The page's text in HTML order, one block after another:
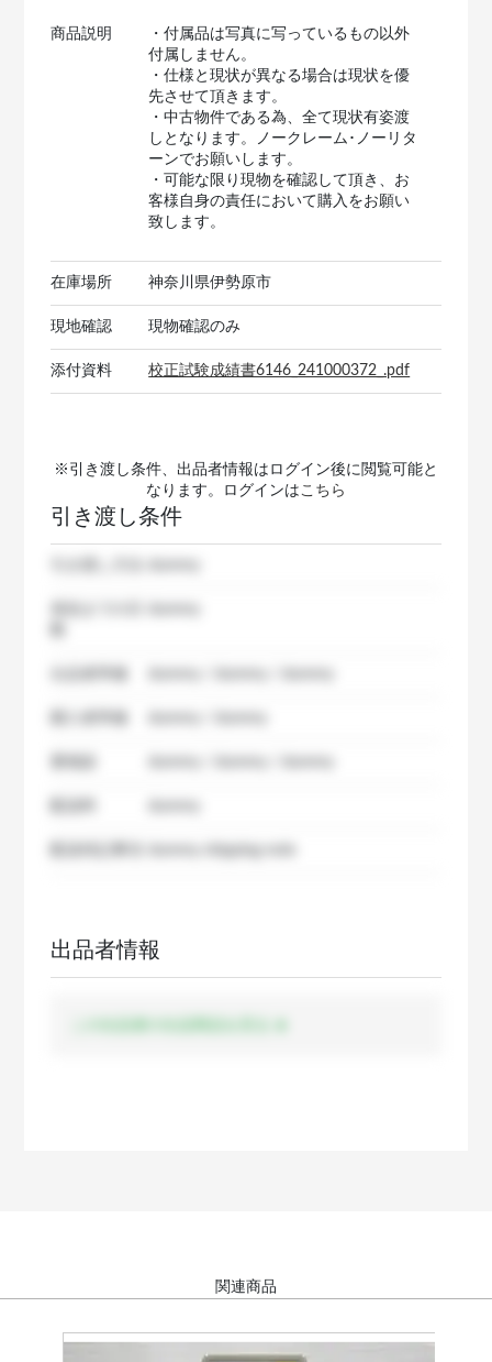
商品説明
・付属品は写真に写っているもの以外
付属しません。
・仕様と現状が異なる場合は現状を優
先させて頂きます。
・中古物件である為、全て現状有姿渡
しとなります。ノークレーム･ノーリタ
ーンでお願いします。
・可能な限り現物を確認して頂き、お
客様自身の責任において購入をお願い
致します。
在庫場所 神奈川県伊勢原市
現地確認 現物確認のみ
添付資料 校正試験成績書6146_241000372_.pdf
※引き渡し条件、出品者情報はログイン後に閲覧可能と
なります。ログインはこちら
引き渡し条件
出品者情報
関連商品